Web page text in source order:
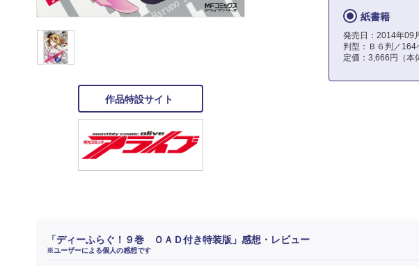
作品特設サイト
紙書籍
発売日：2014年09
判型：Ｂ６判／164
定価：3,666円（本
「ディーふらぐ！９巻 ＯＡＤ付き特装版」感想・レビュー
※ユーザーによる個人の感想です